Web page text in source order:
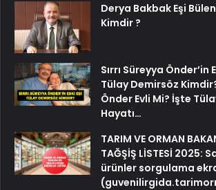
Derya Bakbak Eşi
Kimdir ?
Sırrı Süreyya Önder’in
Tülay Demirsöz
Önder Evli Mi? İşte
Hayatı…
TARIM VE ORMAN
TAĞŞİŞ LİSTESİ 2025:
ürünler sorgulama